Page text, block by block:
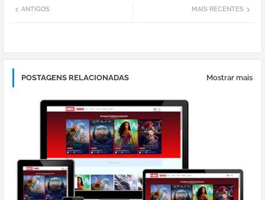
pp
MAIS RECENTES
ANTIGOS
POSTAGENS RELACIONADAS Mostrar mais